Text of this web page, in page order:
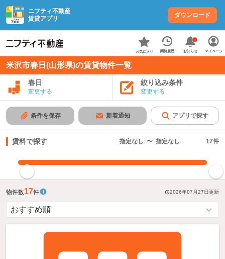
ニフティ不動産
賃貸アプリ
ダウンロード
お気に入り 閲覧履歴 お知らせ マイページ
米沢市春日(山形県)の賃貸物件一覧
春日
変更する
絞り込み条件
変更する
条件を保存 新着通知 アプリで探す
賃料で探す 指定なし 〜 指定なし 17件
物件数17件 2026年07月27日更新